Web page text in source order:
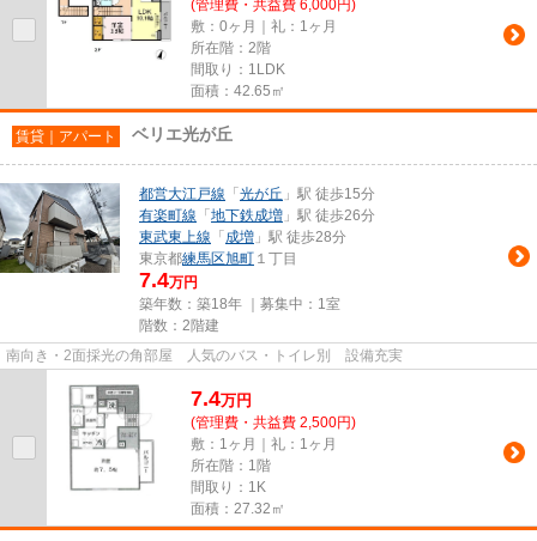
(管理費・共益費 6,000円)
敷：0ヶ月｜礼：1ヶ月
所在階：2階
間取り：1LDK
面積：42.65㎡
賃貸｜アパート ベリエ光が丘
都営大江戸線 「 光が丘 」駅 徒歩15分
有楽町線 「 地下鉄成増 」駅 徒歩26分
東武東上線 「 成増 」駅 徒歩28分
東京都練馬区旭町 １丁目
7.4万円
築年数：築18年 ｜募集中： 1室
階数：2階建
南向き・2面採光の角部屋 人気のバス・トイレ別 設備充実
7.4万円
(管理費・共益費 2,500円)
敷：1ヶ月｜礼：1ヶ月
所在階：1階
間取り：1K
面積：27.32㎡